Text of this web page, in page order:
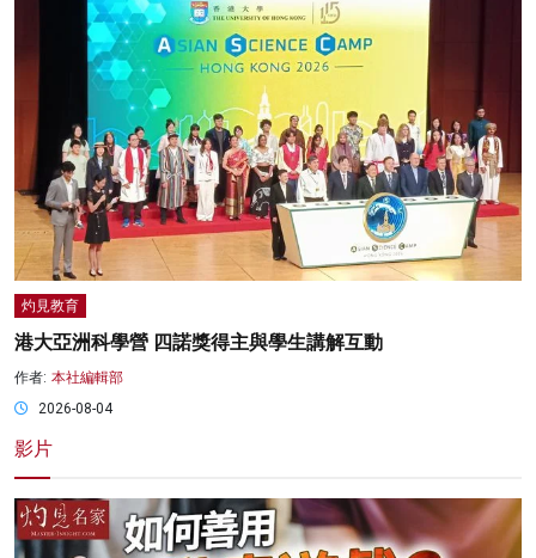
灼見教育
港大亞洲科學營 四諾獎得主與學生講解互動
作者: 本社編輯部
2026-08-04
影片